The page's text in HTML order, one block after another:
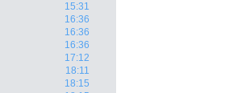
15:31
16:36
16:36
16:36
17:12
18:11
18:15